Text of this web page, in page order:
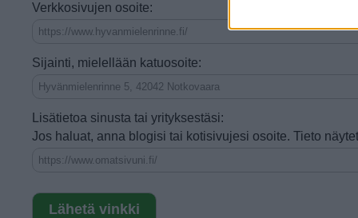
Verkkosivujen osoite:
Sijainti, mielellään katuosoite:
Lisätietoa sinusta tai yrityksestäsi:
Jos haluat, anna blogisi tai kotisivujesi osoite. Tieto